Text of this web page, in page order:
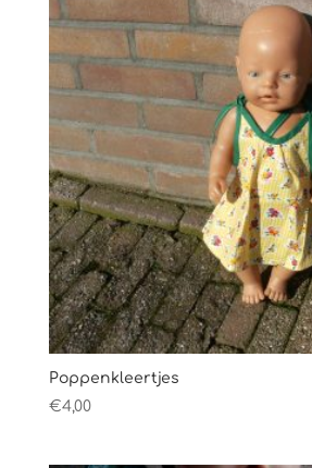
Poppenkleertjes
€4,00